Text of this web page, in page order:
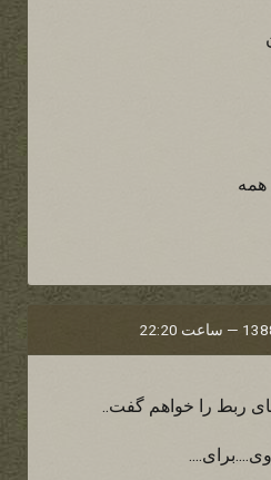
ربط را خواهم گفت..